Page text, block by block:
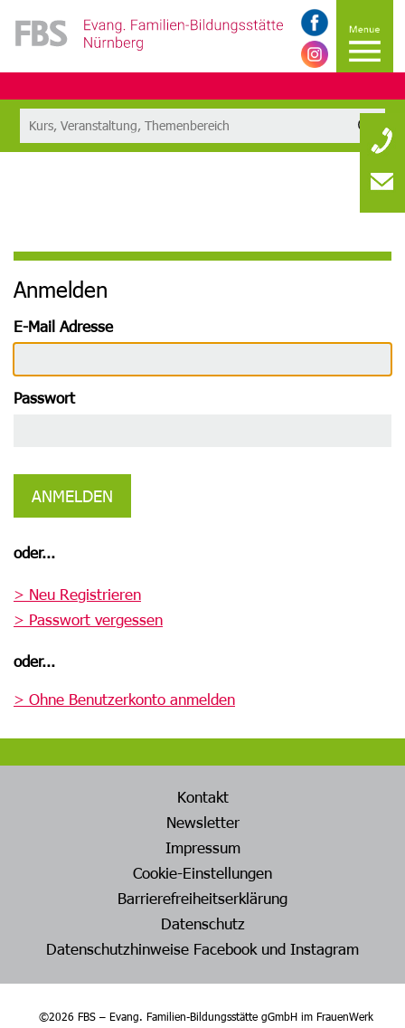
Anmelden
E-Mail Adresse
Passwort
ANMELDEN
oder...
> Neu Registrieren
> Passwort vergessen
oder...
> Ohne Benutzerkonto anmelden
Kontakt
Newsletter
Impressum
Cookie-Einstellungen
Barrierefreiheitserklärung
Datenschutz
Datenschutzhinweise Facebook und Instagram
©2026 FBS – Evang. Familien-Bildungsstätte gGmbH im FrauenWerk